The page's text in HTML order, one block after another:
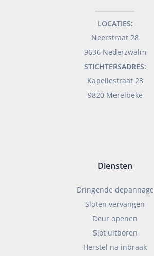
LOCATIES:
Neerstraat 28
9636 Nederzwalm
STICHTERSADRES:
Kapellestraat 28
9820 Merelbeke
Diensten
Dringende depannage
Sloten vervangen
Deur openen
Slot uitboren
Herstel na inbraak